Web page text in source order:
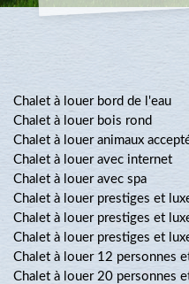
Chalet à louer bord de l'eau
Chalet à louer bois rond
Chalet à louer animaux
Chalet à louer avec internet
Chalet à louer avec spa
Chalet à louer prestiges et
Chalet à louer prestiges et
Chalet à louer prestiges et
Chalet à louer 12 personnes
Chalet à louer 20 personnes